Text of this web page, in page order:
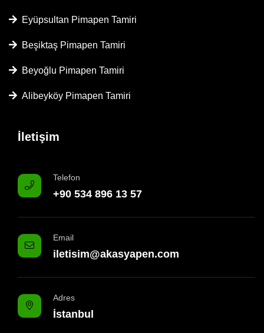
Eyüpsultan Pimapen Tamiri
Beşiktaş Pimapen Tamiri
Beyoğlu Pimapen Tamiri
Alibeyköy Pimapen Tamiri
İletişim
Telefon
+90 534 896 13 57
Email
iletisim@akasyapen.com
Adres
İstanbul